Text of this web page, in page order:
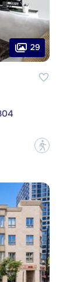
29
?